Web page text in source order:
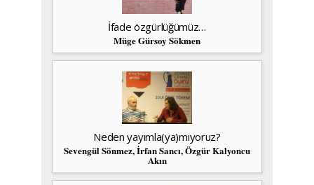
İfade özgürlüğümüz…
Müge Gürsoy Sökmen
Neden yayımla(ya)mıyoruz?
Sevengül Sönmez, İrfan Sancı, Özgür Kalyoncu
Akın